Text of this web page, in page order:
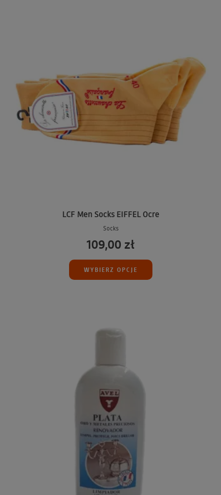
LCF Men Socks EIFFEL Ocre
Socks
109,00 zł
WYBIERZ OPCJE